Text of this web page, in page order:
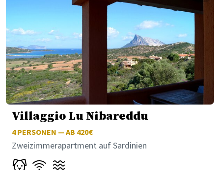
Villaggio Lu Nibareddu
4PERSONEN — AB 420€
Zweizimmerapartment auf Sardinien